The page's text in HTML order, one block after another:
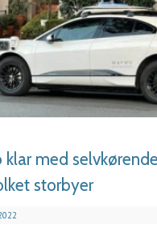
med
storbyer